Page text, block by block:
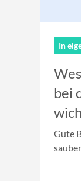
In
bei
Gute